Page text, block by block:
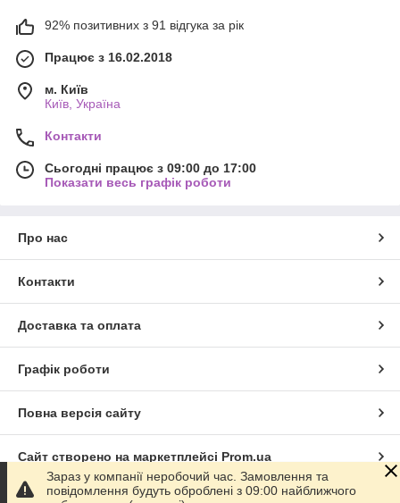
92% позитивних з 91 відгука за рік
Працює з 16.02.2018
м. Київ
Київ, Україна
Контакти
Сьогодні працює з 09:00 до 17:00
Показати весь графік роботи
Про нас
Контакти
Доставка та оплата
Графік роботи
Повна версія сайту
Сайт створено на маркетплейсі Prom.ua
Зараз у компанії неробочий час. Замовлення та
повідомлення будуть оброблені з 09:00 найближчого